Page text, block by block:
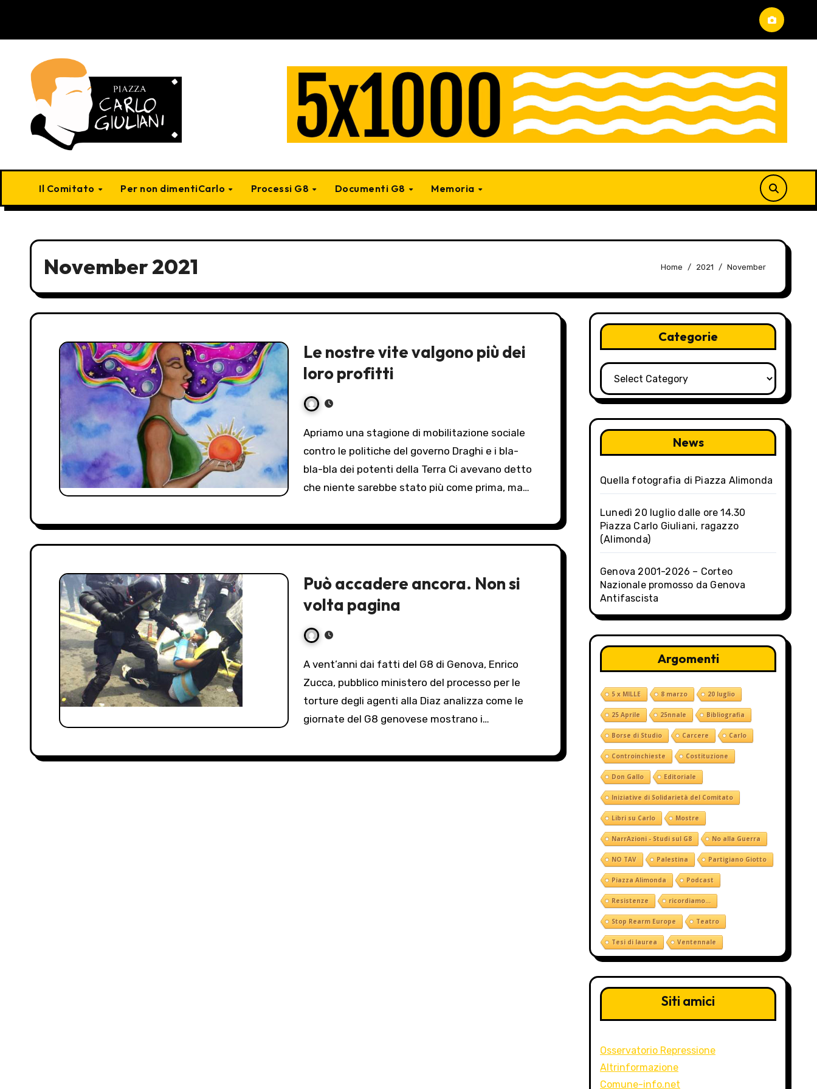
content
Il Comitato Per non dimentiCarlo Processi G8 Documenti G8 Memoria
November 2021 Home 2021 November
Le nostre vite valgono più dei
loro profitti
Apriamo una stagione di mobilitazione sociale
contro le politiche del governo Draghi e i bla-
bla-bla dei potenti della Terra Ci avevano detto
che niente sarebbe stato più come prima, ma…
Può accadere ancora. Non si
volta pagina
A vent’anni dai fatti del G8 di Genova, Enrico
Zucca, pubblico ministero del processo per le
torture degli agenti alla Diaz analizza come le
giornate del G8 genovese mostrano i…
Categorie
Categorie
News
Quella fotografia di Piazza Alimonda
Lunedì 20 luglio dalle ore 14.30
Piazza Carlo Giuliani, ragazzo
(Alimonda)
Genova 2001-2026 – Corteo
Nazionale promosso da Genova
Antifascista
Argomenti
5 x MILLE 8 marzo 20 luglio
25 Aprile 25nnale Bibliografia
Borse di Studio Carcere Carlo
Controinchieste Costituzione
Don Gallo Editoriale
Iniziative di Solidarietà del Comitato
Libri su Carlo Mostre
NarrAzioni - Studi sul G8 No alla Guerra
NO TAV Palestina Partigiano Giotto
Piazza Alimonda Podcast
Resistenze ricordiamo...
Stop Rearm Europe Teatro
Tesi di laurea Ventennale
Siti amici
Osservatorio Repressione
Altrinformazione
Comune-info.net